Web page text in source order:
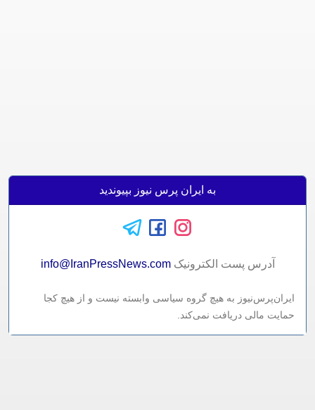
به ایران پرس نیوز بپیوندید
آدرس پست الکترونيکinfo@IranPressNews.com
ایران‌پرس‌نیوز به هیچ گروه سیاسی وابسته نیست و از هیچ کجا
حمایت مالی دریافت نمی‌کند.